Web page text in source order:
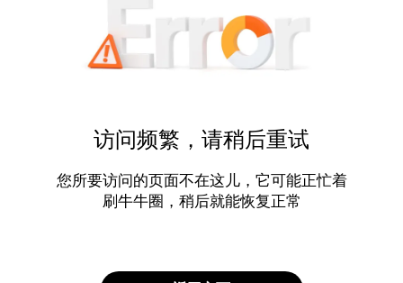
访问频繁，请稍后重试
您所要访问的页面不在这儿，它可能正忙着
刷牛牛圈，稍后就能恢复正常